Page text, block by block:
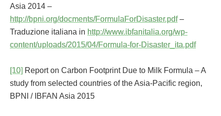
Asia 2014 –
http://bpni.org/docments/FormulaForDisaster.pdf–
Traduzione italiana in http://www.ibfanitalia.org/wp-
content/uploads/2015/04/Formula-for-Disaster_ita.pdf
[10] Report on Carbon Footprint Due to Milk Formula – A
study from selected countries of the Asia-Pacific region,
BPNI / IBFAN Asia 2015